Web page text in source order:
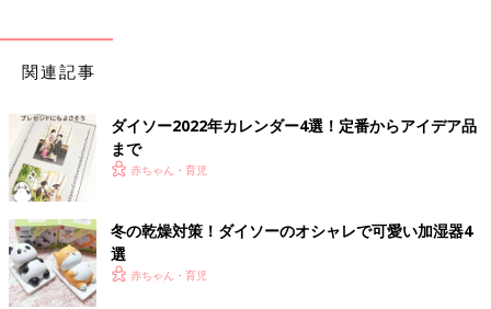
関連記事
ダイソー2022年カレンダー4選！定番からアイデア品
まで
赤ちゃん・育児
冬の乾燥対策！ダイソーのオシャレで可愛い加湿器4
選
赤ちゃん・育児